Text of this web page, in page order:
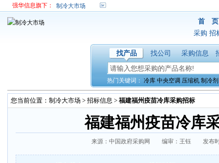
强华信息旗下： 制冷大市场
首 页
采购 招
找产品 找公司 采购信息
热门关键词： 冷库 中央空调 压缩机 制冷剂
您当前位置： 制冷大市场 > 招标信息 > 福建福州疫苗冷库采购招标
福建福州疫苗冷库
来源：中国政府采购网 编审：王钰 发布时